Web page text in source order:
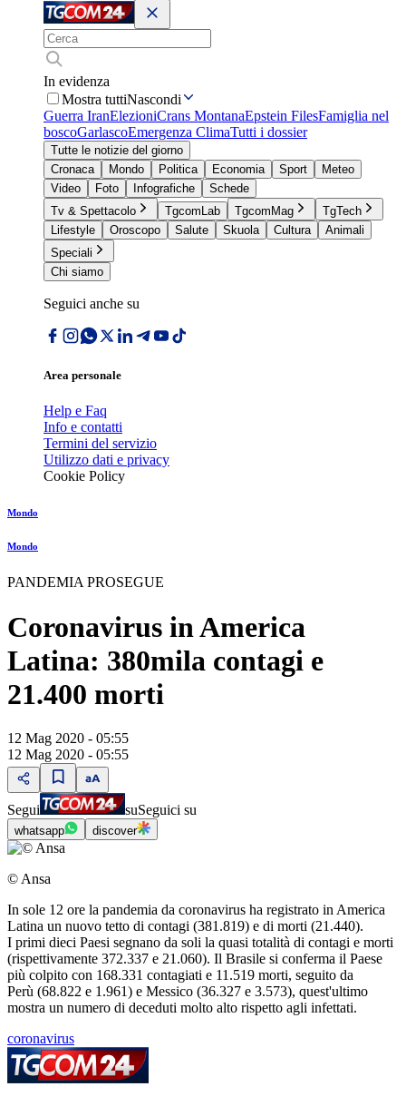
In evidenza
Mostra tuttiNascondi
Guerra IranElezioniCrans MontanaEpstein FilesFamiglia nel
boscoGarlascoEmergenza ClimaTutti i dossier
Tutte le notizie del giorno
Cronaca
Mondo Politica Economia Sport
Meteo
Video
Foto Infografiche
Schede
Tv & Spettacolo
TgcomLab TgcomMag
TgTech
Lifestyle
Oroscopo Salute Skuola Cultura
Animali
Speciali
Chi siamo
Seguici anche su
Area personale
Help e Faq
Info e contatti
Termini del servizio
Utilizzo dati e privacy
Cookie Policy
Mondo
Mondo
PANDEMIA PROSEGUE
Coronavirus in America
Latina: 380mila contagi e
21.400 morti
12 Mag 2020 - 05:55
12 Mag 2020 - 05:55
Segui suSeguici su
whatsapp discover
© Ansa
In sole 12 ore la pandemia da coronavirus ha registrato in America
Latina un nuovo tetto di contagi (381.819) e di morti (21.440).
I primi dieci Paesi segnano da soli la quasi totalità di contagi e morti
(rispettivamente 372.337 e 21.060). Il Brasile si conferma il Paese
più colpito con 168.331 contagiati e 11.519 morti, seguito da
Perù (68.822 e 1.961) e Messico (36.327 e 3.573), quest'ultimo
mostra un numero di deceduti molto alto rispetto agli infettati.
coronavirus